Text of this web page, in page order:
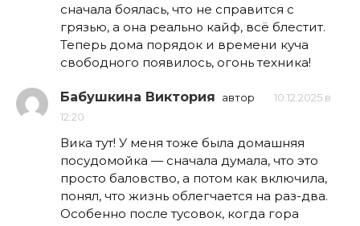
сначала боялась, что не справится с
грязью, а она реально кайф, всё блестит.
Теперь дома порядок и времени куча
свободного появилось, огонь техника!
Бабушкина Виктория автор
10.12.2025 в
12:20
Вика тут! У меня тоже была домашняя
посудомойка — сначала думала, что это
просто баловство, а потом как включила,
понял, что жизнь облегчается на раз-два.
Особенно после тусовок, когда гора